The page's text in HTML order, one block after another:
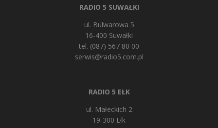
RADIO 5 SUWAŁKI
ul. Bulwarowa 5
16-400 Suwałki
tel. (087) 567 80 00
serwis@radio5.com.pl
RADIO 5 EŁK
ul. Małeckich 2
19-300 Ełk